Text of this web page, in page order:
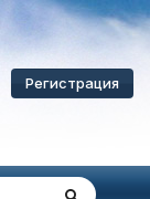
Регистрация